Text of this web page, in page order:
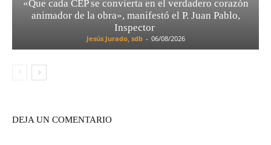
«Que cada CEP se convierta en el verdadero corazón
animador de la obra», manifestó el P. Juan Pablo,
Inspector
Jesús Jurado, sdb - 06/08/2026
DEJA UN COMENTARIO